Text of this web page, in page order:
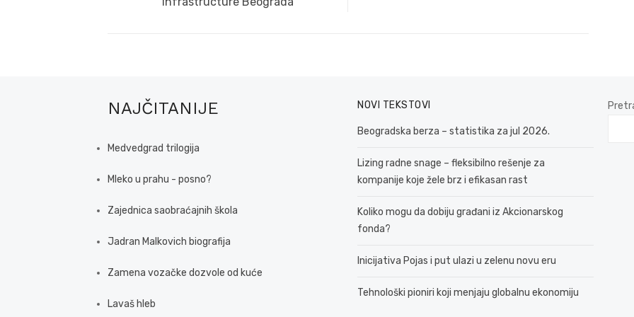
NAJČITANIJE
Medvedgrad trilogija
Mleko u prahu - posno?
Zajednica saobraćajnih škola
Jadran Malkovich biografija
Zamena vozačke dozvole od kuće
Lavaš hleb
NOVI TEKSTOVI
Beogradska berza – statistika za jul 2026.
Lizing radne snage – fleksibilno rešenje za
kompanije koje žele brz i efikasan rast
Koliko mogu da dobiju građani iz Akcionarskog
fonda?
Inicijativa Pojas i put ulazi u zelenu novu eru
Tehnološki pioniri koji menjaju globalnu ekonomiju